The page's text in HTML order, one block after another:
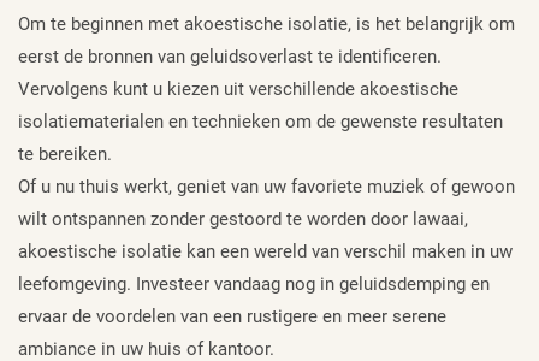
Om te beginnen met akoestische isolatie, is het belangrijk om
eerst de bronnen van geluidsoverlast te identificeren.
Vervolgens kunt u kiezen uit verschillende akoestische
isolatiematerialen en technieken om de gewenste resultaten
te bereiken.
Of u nu thuis werkt, geniet van uw favoriete muziek of gewoon
wilt ontspannen zonder gestoord te worden door lawaai,
akoestische isolatie kan een wereld van verschil maken in uw
leefomgeving. Investeer vandaag nog in geluidsdemping en
ervaar de voordelen van een rustigere en meer serene
ambiance in uw huis of kantoor.